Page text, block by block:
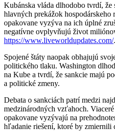
Kubánska vláda dlhodobo tvrdí, že
hlavných prekážok hospodárskeho
opakovane vyzýva na ich úplné
negatívne ovplyvňujú život
https://www.liveworldupdates.com/.
Spojené štáty naopak obhajujú
politického tlaku. Washington
na Kube a tvrdí, že sankcie majú
a politické zmeny.
Debata o sankciách patrí medzi
medzinárodných vzťahoch.
opakovane vyzývajú na
hľadanie riešení, ktoré by